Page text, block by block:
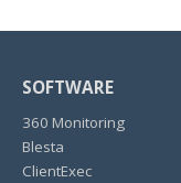
SOFTWARE
360 Monitoring
Blesta
ClientExec